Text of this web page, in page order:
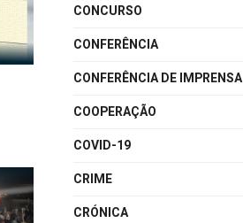
CONCURSO
CONFERÊNCIA
CONFERÊNCIA DE IMPRENSA
COOPERAÇÃO
COVID-19
CRIME
CRÓNICA